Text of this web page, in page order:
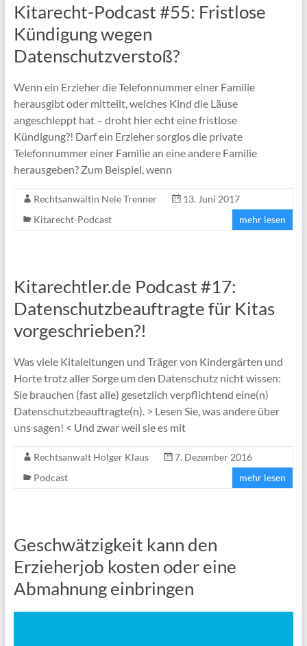
Kitarecht-Podcast #55: Fristlose
Kündigung wegen
Datenschutzverstoß?
Wenn ein Erzieher die Telefonnummer einer Familie
herausgibt oder mitteilt, welches Kind die Läuse
angeschleppt hat – droht hier echt eine fristlose
Kündigung?! Darf ein Erzieher sorglos die private
Telefonnummer einer Familie an eine andere Familie
herausgeben? Zum Beispiel, wenn
Rechtsanwältin Nele Trenner
13. Juni 2017
Kitarecht-Podcast
mehr lesen
Kitarechtler.de Podcast #17:
Datenschutzbeauftragte für Kitas
vorgeschrieben?!
Was viele Kitaleitungen und Träger von Kindergärten und
Horte trotz aller Sorge um den Datenschutz nicht wissen:
Sie brauchen (fast alle) gesetzlich verpflichtend eine(n)
Datenschutzbeauftragte(n). > Lesen Sie, was andere über
uns sagen! < Und zwar weil sie es mit
Rechtsanwalt Holger Klaus
7. Dezember 2016
Podcast
mehr lesen
Geschwätzigkeit kann den
Erzieherjob kosten oder eine
Abmahnung einbringen